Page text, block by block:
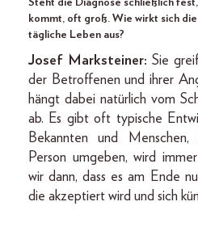
kommt, oft groß. Wie wirkt sich
tägliche Leben aus?
Josef Marksteiner: Sie
der Betroffenen und ihrer
hängt dabei natürlich vom
ab. Es gibt oft typische
Bekannten und
Person umgeben, wird
wir dann, dass es am Ende
die akzeptiert wird und sich